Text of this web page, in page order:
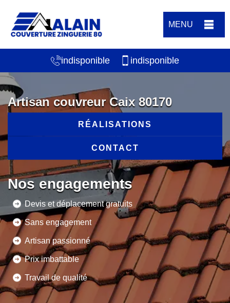
MENU
indisponible indisponible
Artisan couvreur Caix 80170
RÉALISATIONS
CONTACT
Nos engagements
Devis et déplacement gratuits
Sans engagement
Artisan passionné
Prix imbattable
Travail de qualité